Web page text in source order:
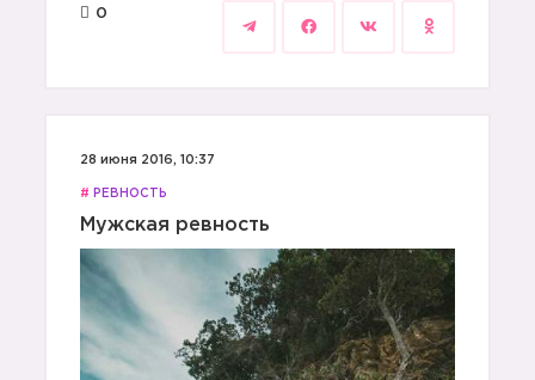
0
28 июня 2016, 10:37
# РЕВНОСТЬ
Мужская ревность